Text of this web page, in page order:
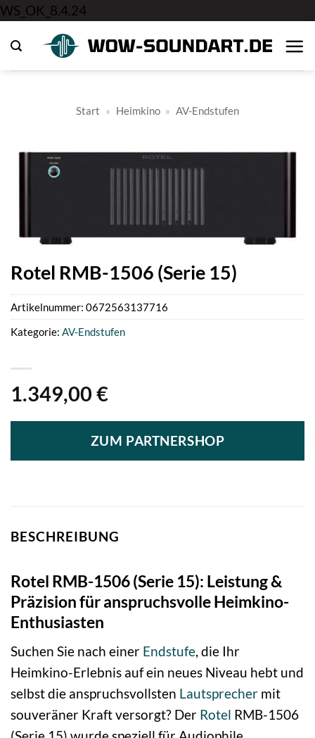
WS_OK_8.4.24
springen
Start » Heimkino » AV-Endstufen
Rotel RMB-1506 (Serie 15)
1.349,00 €
ZUM PARTNERSHOP
Artikelnummer: 0672563137716
Kategorie: AV-Endstufen
BESCHREIBUNG
Rotel RMB-1506 (Serie 15): Leistung &
Präzision für anspruchsvolle Heimkino-
Enthusiasten
Suchen Sie nach einer Endstufe , die Ihr
Heimkino-Erlebnis auf ein neues Niveau hebt und
selbst die anspruchsvollsten Lautsprecher mit
souveräner Kraft versorgt? Der Rotel RMB-1506